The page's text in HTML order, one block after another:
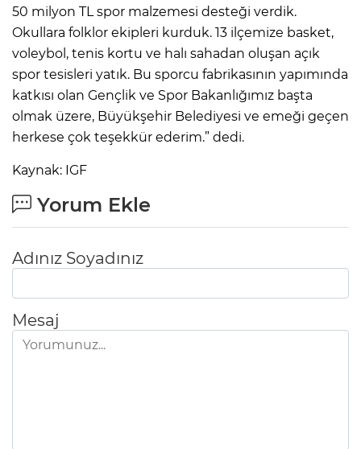
50 milyon TL spor malzemesi desteği verdik.
Okullara folklor ekipleri kurduk. 13 ilçemize basket,
voleybol, tenis kortu ve halı sahadan oluşan açık
spor tesisleri yatık. Bu sporcu fabrikasının yapımında
katkısı olan Gençlik ve Spor Bakanlığımız başta
olmak üzere, Büyükşehir Belediyesi ve emeği geçen
herkese çok teşekkür ederim.” dedi.
Kaynak: IGF
Yorum Ekle
Adınız Soyadınız
Mesaj